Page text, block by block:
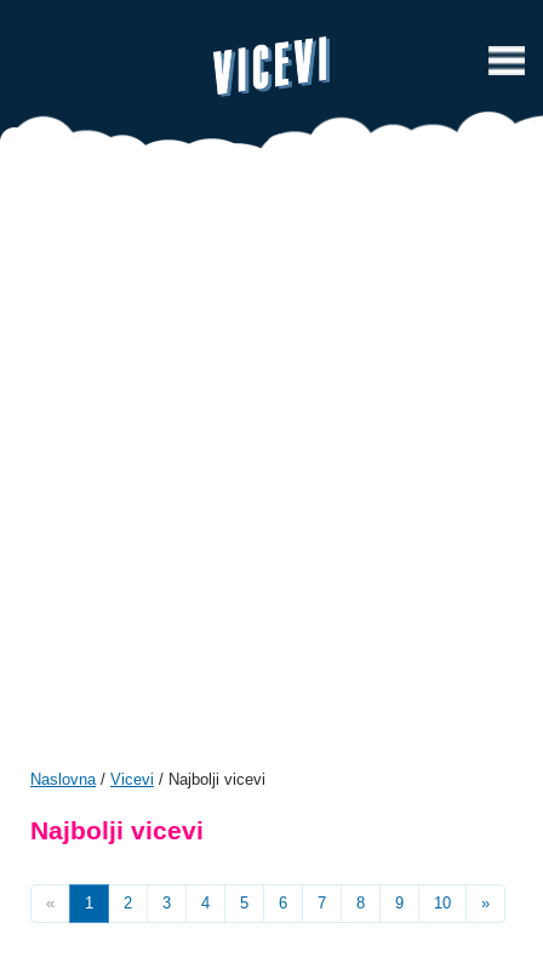
Naslovna/ Vicevi / Najbolji vicevi
Najbolji vicevi
« 1 2 3 4 5 6 7 8 9 10 »